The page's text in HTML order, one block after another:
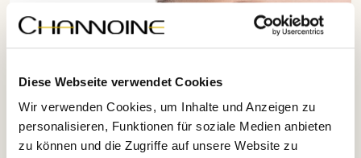
Diese Webseite verwendet Cookies
Wir verwenden Cookies, um Inhalte und Anzeigen zu
personalisieren, Funktionen für soziale Medien anbieten
zu können und die Zugriffe auf unsere Website zu